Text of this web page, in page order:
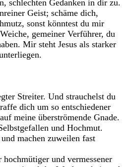
schlechten Gedanken in dir zu.
Geist; schäme dich,
sonst könntest du mir
gemeiner Verführer, du
Mir steht Jesus als starker
Streiter. Und strauchelst du
dich um so entschiedener
meine überströmende Gnade.
und Hochmut.
machen zuweilen fast
und vermessener